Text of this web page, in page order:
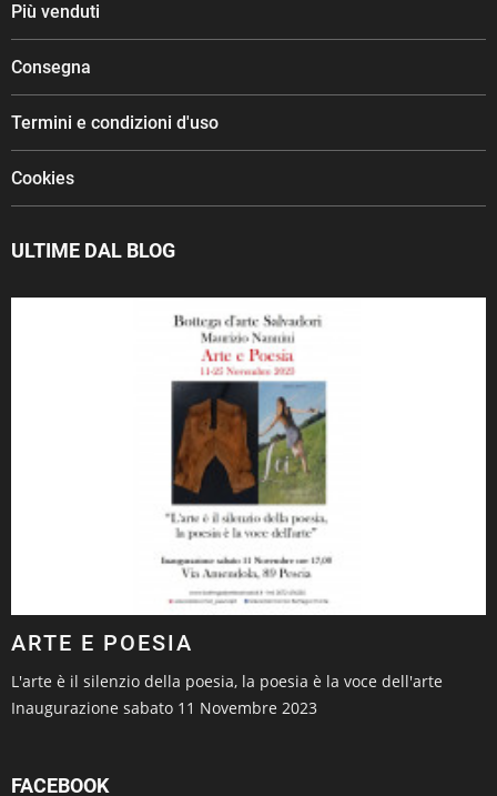
Più venduti
Consegna
Termini e condizioni d'uso
Cookies
ULTIME DAL BLOG
ARTE E POESIA
L'arte è il silenzio della poesia, la poesia è la voce dell'arte
Inaugurazione sabato 11 Novembre 2023
FACEBOOK